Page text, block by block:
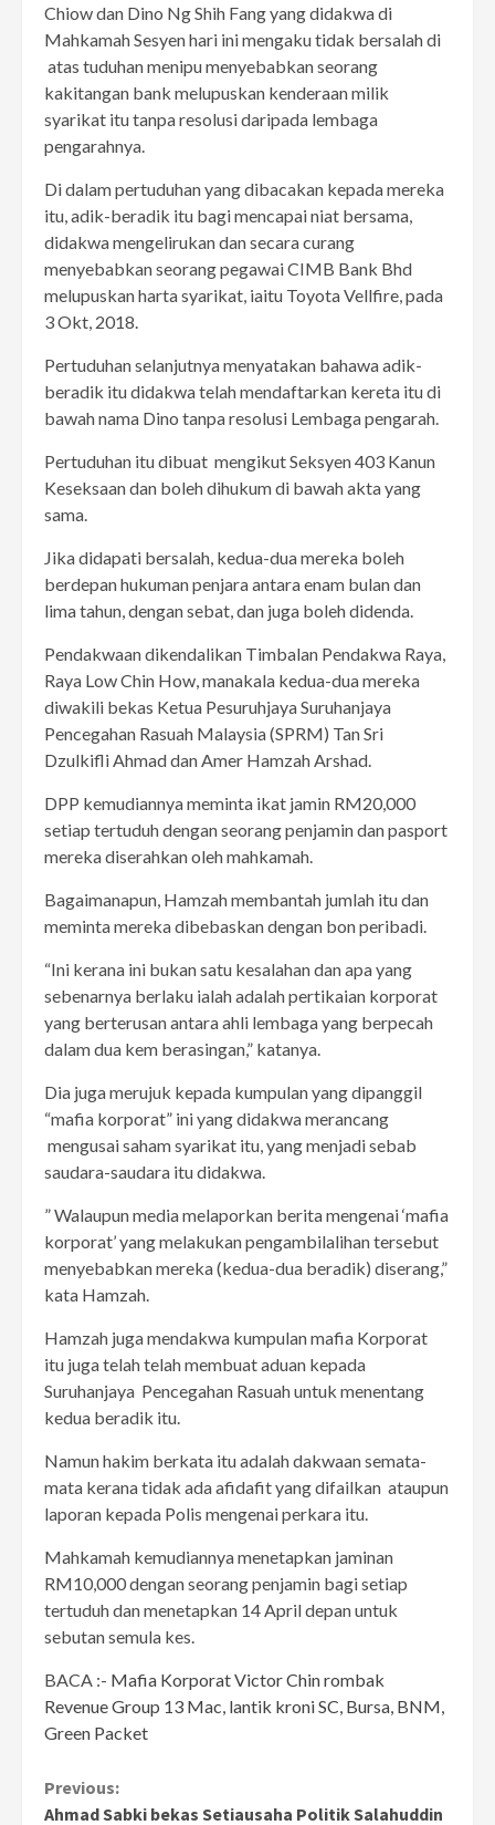
Chiow dan Dino Ng Shih Fang yang didakwa di
Mahkamah Sesyen hari ini mengaku tidak bersalah di
atas tuduhan menipu menyebabkan seorang
kakitangan bank melupuskan kenderaan milik
syarikat itu tanpa resolusi daripada lembaga
pengarahnya.
Di dalam pertuduhan yang dibacakan kepada mereka
itu, adik-beradik itu bagi mencapai niat bersama,
didakwa mengelirukan dan secara curang
menyebabkan seorang pegawai CIMB Bank Bhd
melupuskan harta syarikat, iaitu Toyota Vellfire, pada
3 Okt, 2018.
Pertuduhan selanjutnya menyatakan bahawa adik-
beradik itu didakwa telah mendaftarkan kereta itu di
bawah nama Dino tanpa resolusi Lembaga pengarah.
Pertuduhan itu dibuat mengikut Seksyen 403 Kanun
Keseksaan dan boleh dihukum di bawah akta yang
sama.
Jika didapati bersalah, kedua-dua mereka boleh
berdepan hukuman penjara antara enam bulan dan
lima tahun, dengan sebat, dan juga boleh didenda.
Pendakwaan dikendalikan Timbalan Pendakwa Raya,
Raya Low Chin How, manakala kedua-dua mereka
diwakili bekas Ketua Pesuruhjaya Suruhanjaya
Pencegahan Rasuah Malaysia (SPRM) Tan Sri
Dzulkifli Ahmad dan Amer Hamzah Arshad.
DPP kemudiannya meminta ikat jamin RM20,000
setiap tertuduh dengan seorang penjamin dan pasport
mereka diserahkan oleh mahkamah.
Bagaimanapun, Hamzah membantah jumlah itu dan
meminta mereka dibebaskan dengan bon peribadi.
“Ini kerana ini bukan satu kesalahan dan apa yang
sebenarnya berlaku ialah adalah pertikaian korporat
yang berterusan antara ahli lembaga yang berpecah
dalam dua kem berasingan,” katanya.
Dia juga merujuk kepada kumpulan yang dipanggil
“mafia korporat” ini yang didakwa merancang
mengusai saham syarikat itu, yang menjadi sebab
saudara-saudara itu didakwa.
” Walaupun media melaporkan berita mengenai ‘mafia
korporat’ yang melakukan pengambilalihan tersebut
menyebabkan mereka (kedua-dua beradik) diserang,”
kata Hamzah.
Hamzah juga mendakwa kumpulan mafia Korporat
itu juga telah telah membuat aduan kepada
Suruhanjaya Pencegahan Rasuah untuk menentang
kedua beradik itu.
Namun hakim berkata itu adalah dakwaan semata-
mata kerana tidak ada afidafit yang difailkan ataupun
laporan kepada Polis mengenai perkara itu.
Mahkamah kemudiannya menetapkan jaminan
RM10,000 dengan seorang penjamin bagi setiap
tertuduh dan menetapkan 14 April depan untuk
sebutan semula kes.
BACA :- Mafia Korporat Victor Chin rombak
Revenue Group 13 Mac, lantik kroni SC, Bursa, BNM,
Green Packet
Continue
Previous:
Ahmad Sabki bekas Setiausaha Politik Salahuddin